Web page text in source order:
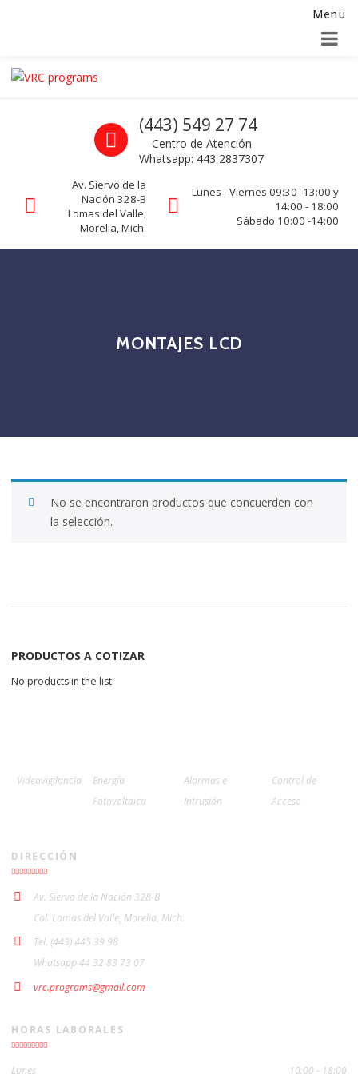
Menu
Skip to navigation
Skip to content
La seguridad de su empresa es nuestro negocio.
Call us
(443) 549 27 74
Centro de Atención
Whatsapp: 443 2837307
Av. Siervo de la
Nación 328-B
Lomas del Valle,
Morelia, Mich.
Lunes - Viernes 09:30 -13:00 y
14:00 - 18:00
Sábado 10:00 -14:00
MONTAJES LCD
No se encontraron productos que concuerden con
la selección.
PRODUCTOS A COTIZAR
No products in the list
Videovigilancia
Energía
Fotovoltaica
Alarmas e
Intrusión
Control de
Acceso
DIRECCIÓN
Av. Siervo de la Nación 328-B
Col. Lomas del Valle, Morelia, Mich.
Tel. (443) 445 39 98
Whatsapp 44 32 83 73 07
vrc.programs@gmail.com
HORAS LABORALES
Lunes 10:00 - 18:00